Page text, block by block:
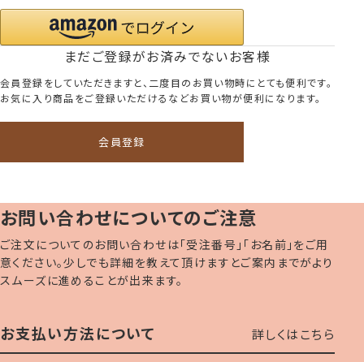
まだご登録がお済みでないお客様
会員登録をしていただきますと、二度目のお買い物時にとても便利です。
お気に入り商品をご登録いただけるなどお買い物が便利になります。
会員登録
お問い合わせについてのご注意
ご注文についてのお問い合わせは「受注番号」「お名前」をご用
意ください。少しでも詳細を教えて頂けますとご案内までがより
スムーズに進めることが出来ます。
お支払い方法について 詳しくはこちら